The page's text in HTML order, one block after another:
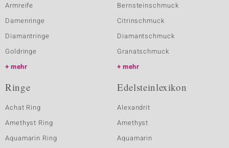
Armreife
Damenringe
Diamantringe
Goldringe
mehr
Bernsteinschmuck
Citrinschmuck
Diamantschmuck
Granatschmuck
mehr
Ringe
Achat Ring
Amethyst Ring
Aquamarin Ring
Edelsteinlexikon
Alexandrit
Amethyst
Aquamarin